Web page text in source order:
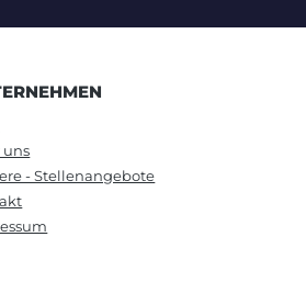
uns
- Stellenangebote